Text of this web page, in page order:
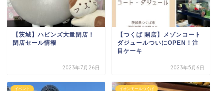
【茨城】ハピンズ大量閉店！
閉店セール情報
2023年7月26日
【つくば 開店】メゾンコート
ダジュールついにOPEN！注
目ケーキ
2023年5月6日
イベント イオンモールつくば